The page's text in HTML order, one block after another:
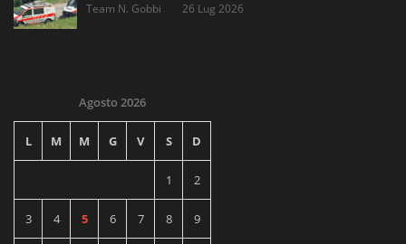
Team N. Gobbi 26 Lug 2026
Agosto 2026
L M M G V S D
1 2
3 4 5 6 7 8 9